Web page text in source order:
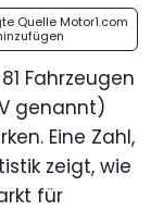
Quelle Motor1.com
Fahrzeugen
genannt)
Eine Zahl,
zeigt, wie
für